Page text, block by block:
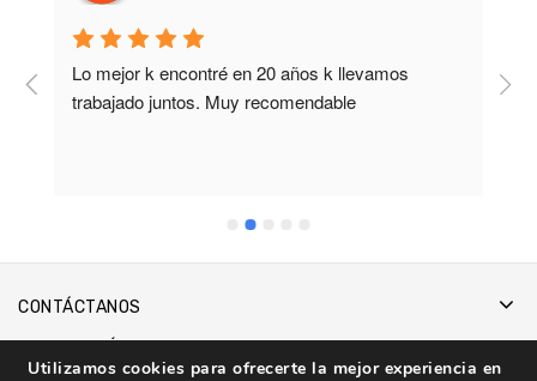
Lo mejor k encontré en 20 años k llevamos
trabajado juntos. Muy recomendable
CONTÁCTANOS
Utilizamos cookies para ofrecerte la mejor experiencia en